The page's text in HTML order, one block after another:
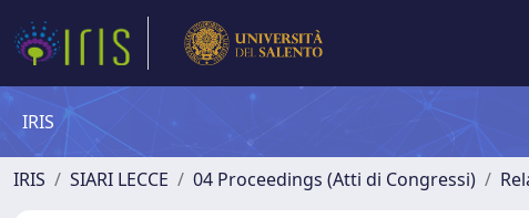
IRIS
IRIS SIARI LECCE 04 Proceedings (Atti di Congressi)